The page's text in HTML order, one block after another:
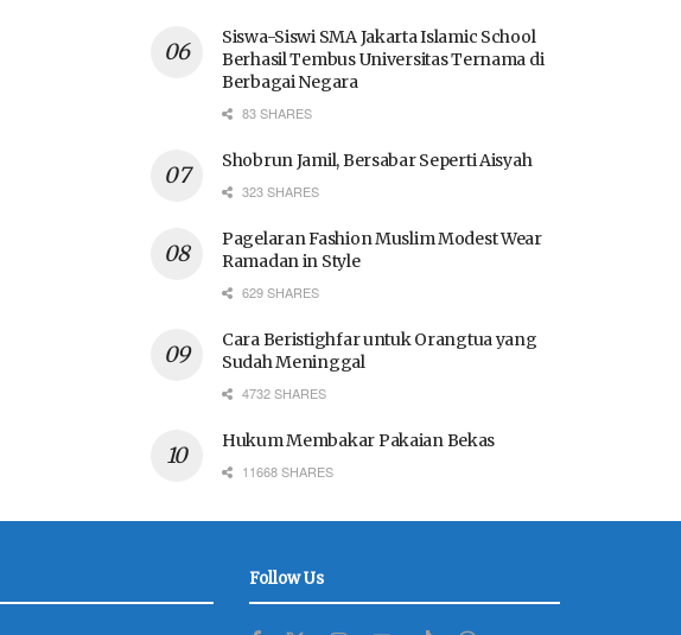
Siswa-Siswi SMA Jakarta Islamic School
Berhasil Tembus Universitas Ternama di
Berbagai Negara
83 SHARES
Shobrun Jamil, Bersabar Seperti Aisyah
323 SHARES
Pagelaran Fashion Muslim Modest Wear
Ramadan in Style
629 SHARES
Cara Beristighfar untuk Orangtua yang
Sudah Meninggal
4732 SHARES
Hukum Membakar Pakaian Bekas
11668 SHARES
Follow Us